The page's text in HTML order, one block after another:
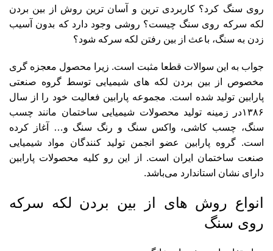
روی سنگ کرد؟ کاربردی ترین و آسان ترین روش از بین بردن
لکه سرکه روی سنگ چیست؟ روشی وجود دارد که بدون آسیب
زدن به سنگ، باعث از بین رفتن لکه سرکه شود؟
جواب به این سوالات قطعا مثبت است. زیرا محصول معجزه گری
مخصوص از بین بردن لکه های شیمیایی توسط گروه صنعتی
پارابین تولید شده است. مجموعه پارابین فعالیت خود را از سال
۱۳۸۶در زمینه تولید محصولات شیمیایی ساختمان مانند چسب
سنگ، چسب کاشی، واکس سنگ و رنگ سنگ و… آغاز کرده
است. گروه پارابین عضو انجمن تولید کنندگان مواد شیمیایی
صنعت ساختمان ایران است. از این رو کلیه محصولات پارابین
دارای نشان استاندارد می‌باشد.
انواع روش های از بین بردن لکه سرکه
روی سنگ